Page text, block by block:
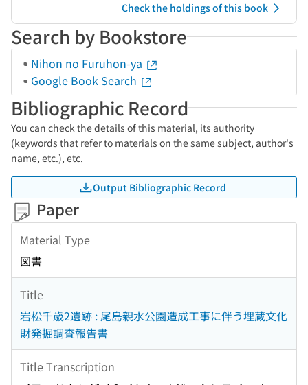
Check the holdings of this book
Search by Bookstore
Nihon no Furuhon-ya
Google Book Search
Bibliographic Record
You can check the details of this material, its authority
(keywords that refer to materials on the same subject, author's
name, etc.), etc.
Output Bibliographic Record
Paper
Material Type
図書
Title
岩松千歳2遺跡 : 尾島親水公園造成工事に伴う埋蔵文化
財発掘調査報告書
Title Transcription